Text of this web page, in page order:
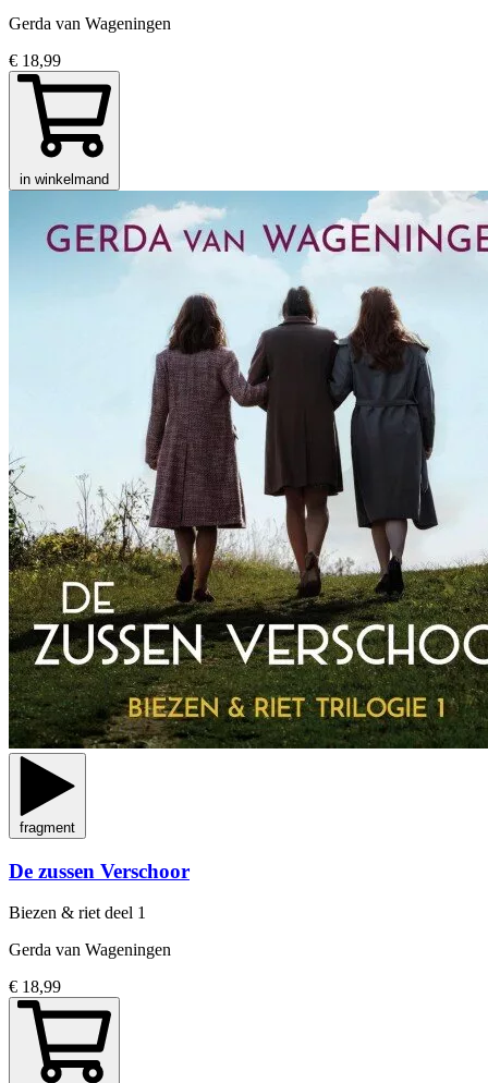
Gerda van Wageningen
€ 18,99
in winkelmand
fragment
De zussen Verschoor
Biezen & rietdeel 1
Gerda van Wageningen
€ 18,99